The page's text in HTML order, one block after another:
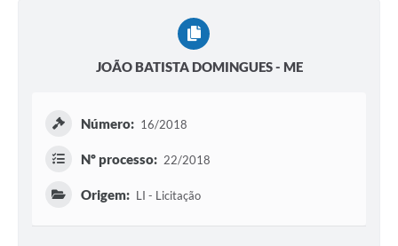
JOÃO BATISTA DOMINGUES - ME
Número: 16/2018
Nº processo: 22/2018
Origem: LI - Licitação